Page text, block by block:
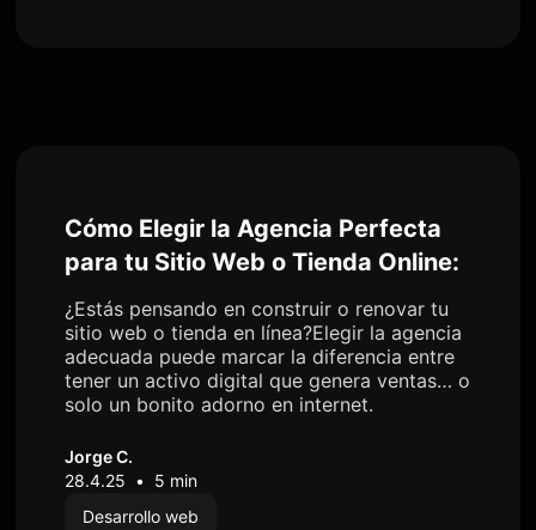
Cómo Elegir la Agencia Perfecta
para tu Sitio Web o Tienda Online:
¿Estás pensando en construir o renovar tu
sitio web o tienda en línea?Elegir la agencia
adecuada puede marcar la diferencia entre
tener un activo digital que genera ventas… o
solo un bonito adorno en internet.
Jorge C.
28.4.25 •
5 min
Desarrollo web